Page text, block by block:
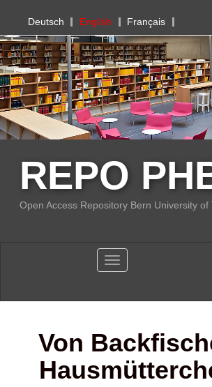
PHBern
Deutsch English Français
REPO
Open Access Repository Bern University of
Toggle navigation
Von